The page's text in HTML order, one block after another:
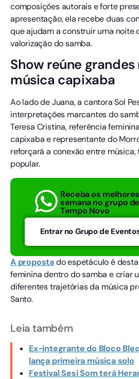
composições autorais e forte
apresentação, ela recebe duas
que ajudam a construir uma noite
valorização do samba.
Show reúne
música capixaba
Ao lado de Juana, a cantora Sol
interpretações marcantes do
Teresa Cristina, referência
capixaba e representante do
reforçará a conexão entre
popular.
Receba os
semana no grupo
Tempo Novo
Entrar no Grupo de
A propostado espetáculo é
feminina dentro do samba e criar
diferentes trajetórias da música
Santo.
Leia também
Ex-integrante do Bloco
lança primeira música solo
Festival Sesi Som terá